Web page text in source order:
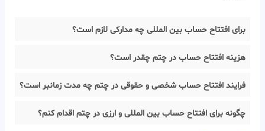
برای افتتاح حساب بین المللی چه مدارکی لازم است؟
هزینه افتتاح حساب در چتم چقدر است؟
فرایند افتتاح حساب شخصی و حقوقی در چتم چه مدت زمانبر است؟
چگونه برای افتتاح حساب بین المللی و ارزی در چتم اقدام کنم؟